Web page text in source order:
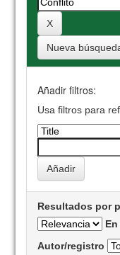
Nueva
Añadir filtros:
Usa filtros para
Resultados por
Autor/registro